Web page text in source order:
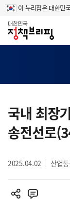
이 누리집은 대한민
홈
텐
츠
영
국내 최장
송전선로
2025.04.02 산업